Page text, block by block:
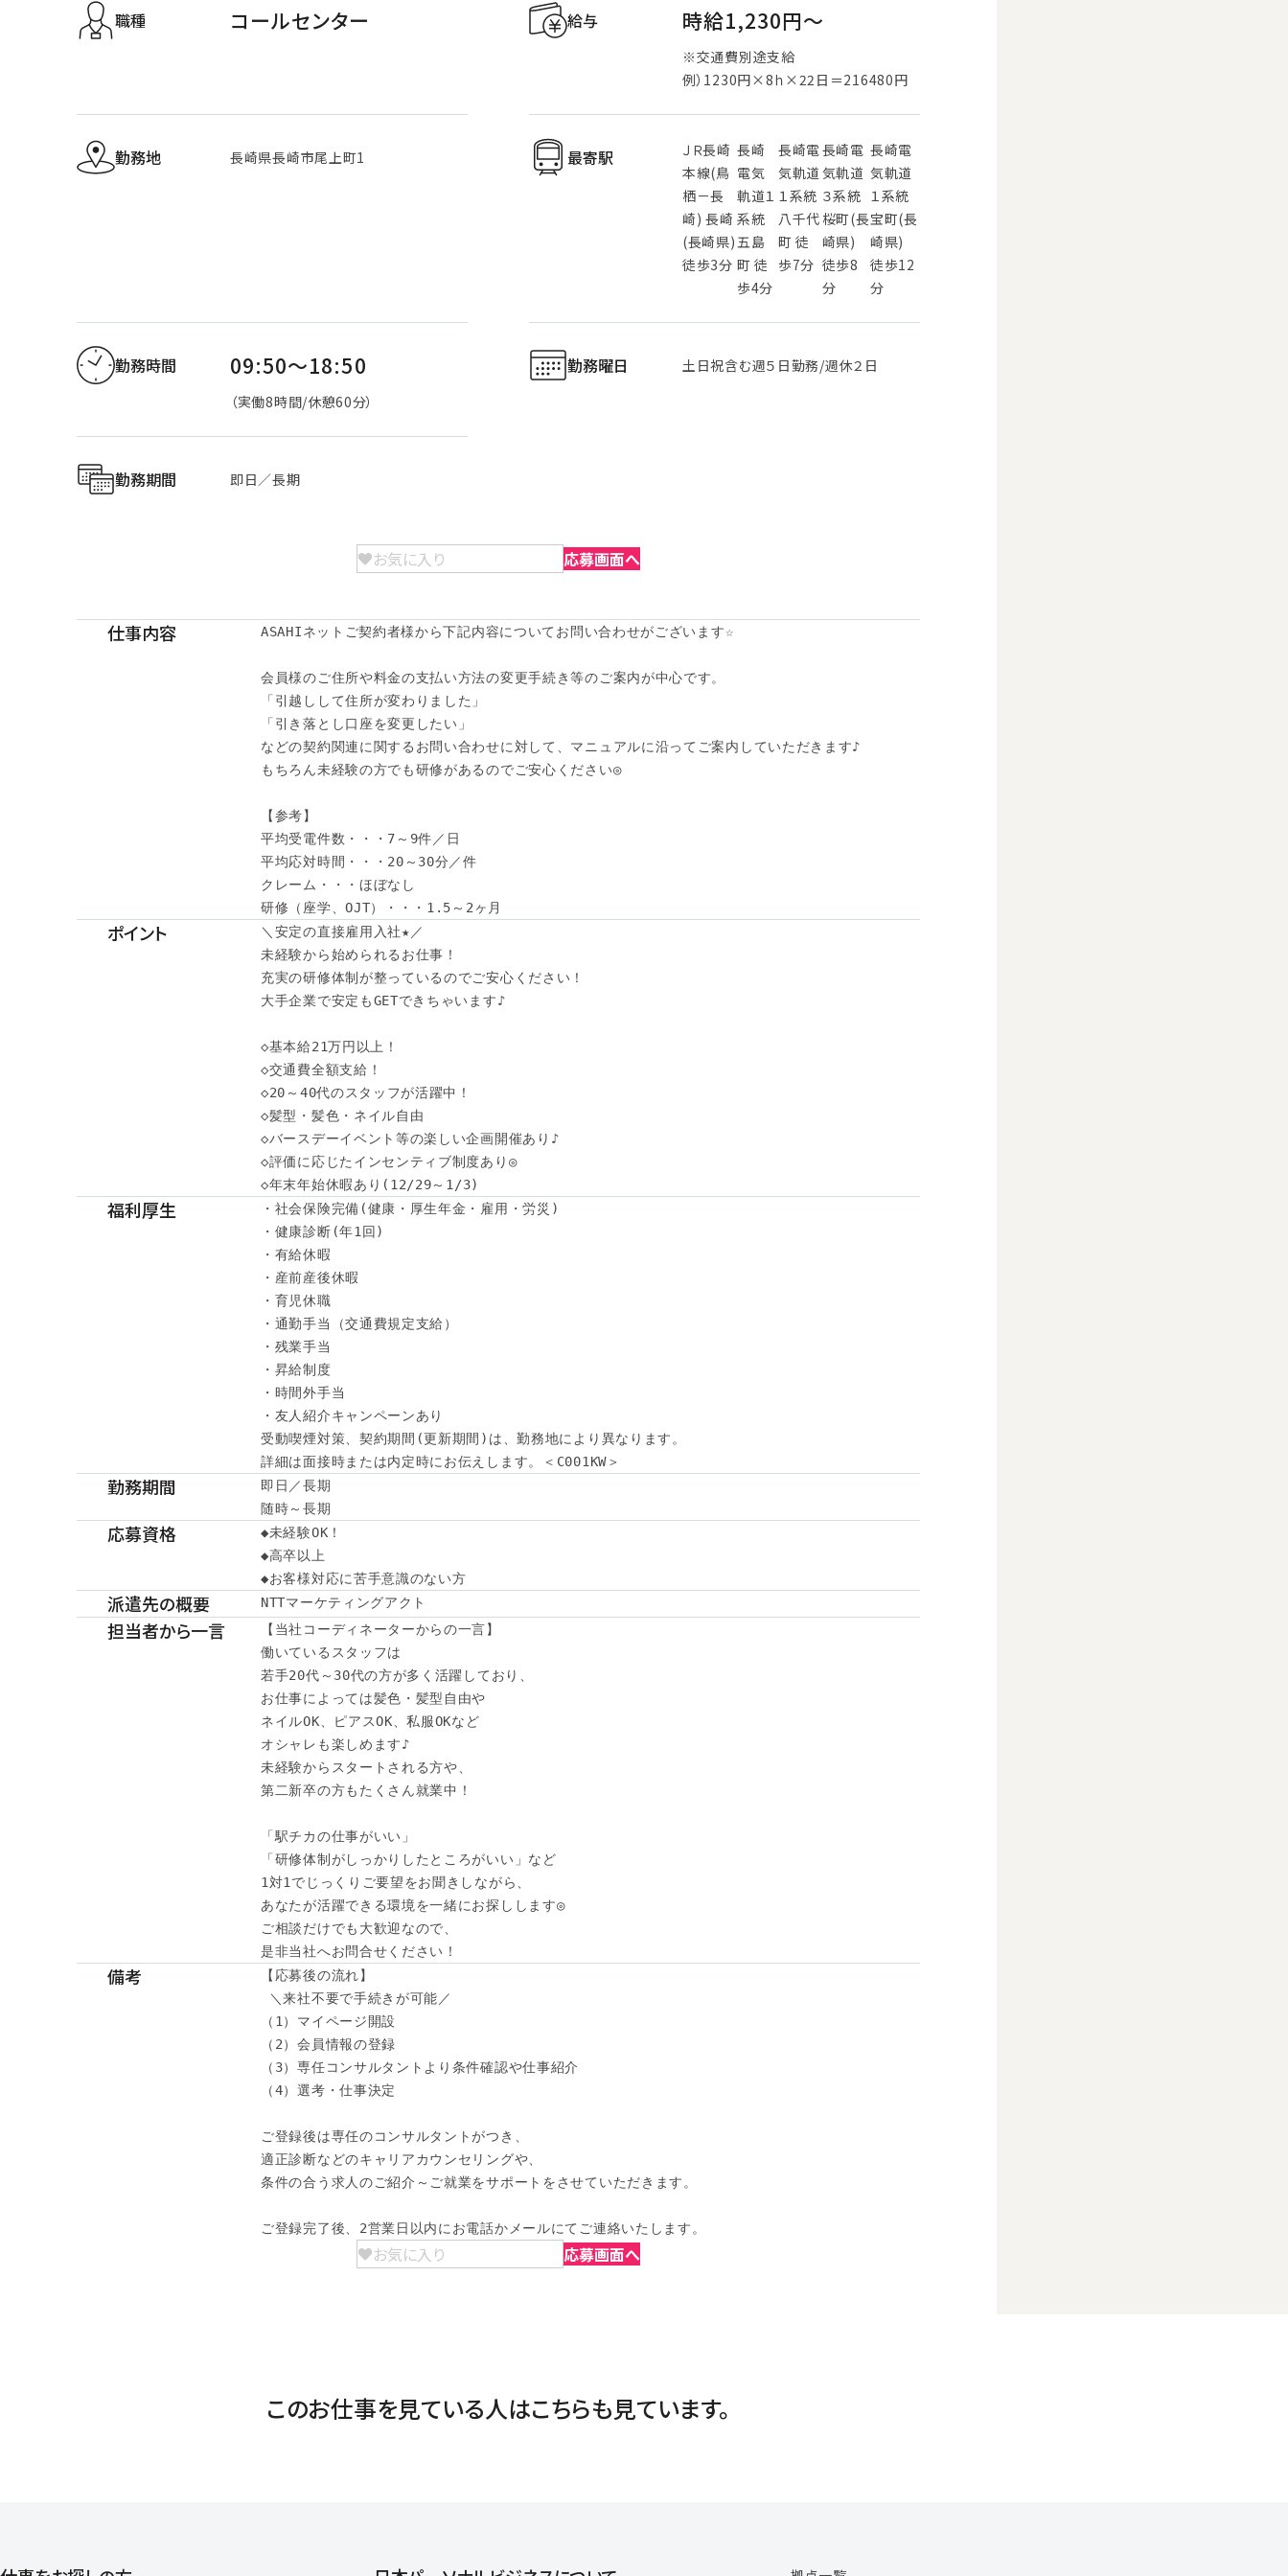
職種 コールセンター 給与 時給1,230円〜
※交通費別途支給
例）1230円×8ｈ×22日＝216480円
勤務地 長崎県長崎市尾上町1 最寄駅
ＪＲ長崎
本線(鳥
栖－長
崎) 長崎
(長崎県)
徒歩3分
長崎
電気
軌道１
系統
五島
町 徒
歩4分
長崎電
気軌道
１系統
八千代
町 徒
歩7分
長崎電
気軌道
３系統
桜町(長
崎県)
徒歩8
分
長崎電
気軌道
１系統
宝町(長
崎県)
徒歩12
分
勤務時間 09:50～18:50
（実働8時間/休憩60分）
勤務曜日 土日祝含む週５日勤務/週休２日
勤務期間 即日／長期
お気に入り 応募画面へ
仕事内容 ASAHIネットご契約者様から下記内容についてお問い合わせがございます☆
会員様のご住所や料金の支払い方法の変更手続き等のご案内が中心です。
「引越しして住所が変わりました」
「引き落とし口座を変更したい」
などの契約関連に関するお問い合わせに対して、マニュアルに沿ってご案内していただきます♪
もちろん未経験の方でも研修があるのでご安心ください◎
【参考】
平均受電件数・・・7～9件／日
平均応対時間・・・20～30分／件
クレーム・・・ほぼなし
研修（座学、OJT）・・・1.5～2ヶ月
ポイント
＼安定の直接雇用入社★／
未経験から始められるお仕事！
充実の研修体制が整っているのでご安心ください！
大手企業で安定もGETできちゃいます♪
◇基本給21万円以上！
◇交通費全額支給！
◇20～40代のスタッフが活躍中！
◇髪型・髪色・ネイル自由
◇バースデーイベント等の楽しい企画開催あり♪
◇評価に応じたインセンティブ制度あり◎
◇年末年始休暇あり(12/29～1/3)
福利厚生
・社会保険完備(健康・厚生年金・雇用・労災)
・健康診断(年1回)
・有給休暇
・産前産後休暇
・育児休職
・通勤手当（交通費規定支給）
・残業手当
・昇給制度
・時間外手当
・友人紹介キャンペーンあり
受動喫煙対策、契約期間(更新期間)は、勤務地により異なります。
詳細は面接時または内定時にお伝えします。＜C001KW＞
勤務期間
即日／長期
随時～長期
応募資格
◆未経験OK！
◆高卒以上
◆お客様対応に苦手意識のない方
派遣先の概要 NTTマーケティングアクト
担当者から一言
【当社コーディネーターからの一言】
働いているスタッフは
若手20代～30代の方が多く活躍しており、
お仕事によっては髪色・髪型自由や
ネイルOK、ピアスOK、私服OKなど
オシャレも楽しめます♪
未経験からスタートされる方や、
第二新卒の方もたくさん就業中！
「駅チカの仕事がいい」
「研修体制がしっかりしたところがいい」など
1対1でじっくりご要望をお聞きしながら、
あなたが活躍できる環境を一緒にお探しします◎
ご相談だけでも大歓迎なので、
是非当社へお問合せください！
備考
【応募後の流れ】
＼来社不要で手続きが可能／
（1）マイページ開設
（2）会員情報の登録
（3）専任コンサルタントより条件確認や仕事紹介
（4）選考・仕事決定
ご登録後は専任のコンサルタントがつき、
適正診断などのキャリアカウンセリングや、
条件の合う求人のご紹介～ご就業をサポートをさせていただきます。
ご登録完了後、2営業日以内にお電話かメールにてご連絡いたします。
お気に入り 応募画面へ
このお仕事を見ている人はこちらも見ています。